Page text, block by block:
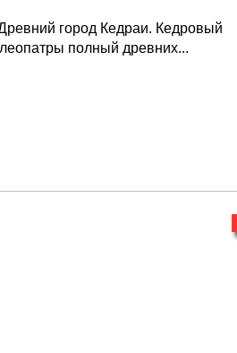
город Кедраи. Кедровый
полный древних...